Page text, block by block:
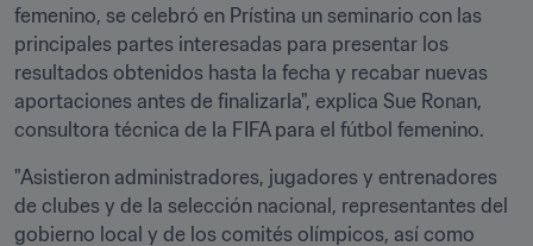
femenino, se celebró en Prístina un seminario con las
principales partes interesadas para presentar los
resultados obtenidos hasta la fecha y recabar nuevas
aportaciones antes de finalizarla", explica Sue Ronan,
consultora técnica de la FIFA para el fútbol femenino.
"Asistieron administradores, jugadores y entrenadores
de clubes y de la selección nacional, representantes del
gobierno local y de los comités olímpicos, así como